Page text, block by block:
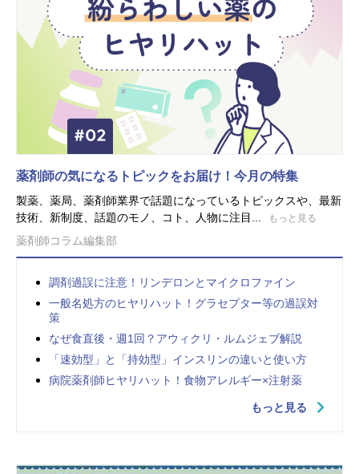
薬剤師の気になるトピックをお届け！今月の特集
製薬、薬局、薬剤師業界で話題になっているトピックスや、最新
技術、新制度、話題のモノ、コト、人物に注目...
もっと見る
薬剤師コラム編集部
調剤過誤に注意！リンデロンとマイクロファイン
一般名処方のヒヤリハット！グラセプター等の過誤対
策
なぜ食直後・週1回？アウィクリ・ルムジェブ解説
「速効型」と「持効型」インスリンの違いと使い方
病院薬剤師ヒヤリハット！食物アレルギー×注射薬
もっと見る